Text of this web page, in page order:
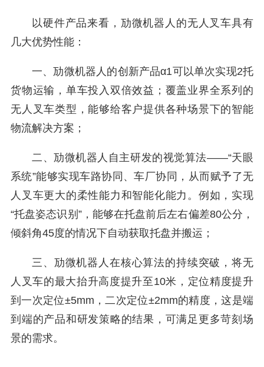
以硬件产品来看，劢微机器人的无人叉车具有
几大优势性能：
一、劢微机器人的创新产品α1可以单次实现2托
货物运输，单车投入双倍效益；覆盖业界全系列的
无人叉车类型，能够给客户提供各种场景下的智能
物流解决方案；
二、劢微机器人自主研发的视觉算法——“天眼
系统”能够实现车路协同、车厂协同，从而赋予了无
人叉车更大的柔性能力和智能化能力。例如，实现
“托盘姿态识别”，能够在托盘前后左右偏差80公分，
倾斜角45度的情况下自动获取托盘并搬运；
三、劢微机器人在核心算法的持续突破，将无
人叉车的最大抬升高度提升至10米，定位精度提升
到一次定位±5mm，二次定位±2mm的精度，这是端
到端的产品和研发策略的结果，可满足更多苛刻场
景的需求。